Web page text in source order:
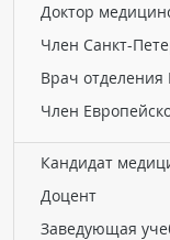
Доктор
Член Санкт-
Врач
Член
Кандидат
Доцент
Заведующая